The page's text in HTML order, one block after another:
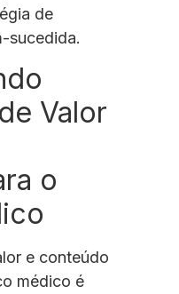
de
sucedida.
Valor
o
e conteúdo
médico é